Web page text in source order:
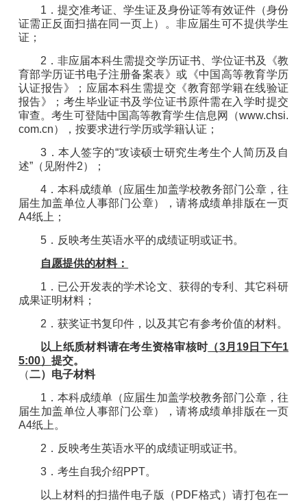
1 ．提交准考证、学生证及身份证等有效证件（身份
证需正反面扫描在同一页上）。非应届生可不提供学生
证；
2 ．非应届本科生需提交学历证书、学位证书及《教
育部学历证书电子注册备案表》或《中国高等教育学历
认证报告》；应届本科生需提交《教育部学籍在线验证
报告》；考生毕业证书及学位证书原件需在入学时提交
审查。考生可登陆中国高等教育学生信息网（www.chsi.
com.cn），按要求进行学历或学籍认证；
3 ．本人签字的“攻读硕士研究生考生个人简历及自
述”（见附件2）；
4 ．本科成绩单（应届生加盖学校教务部门公章，往
届生加盖单位人事部门公章），请将成绩单排版在一页
A4纸上；
5 ．反映考生英语水平的成绩证明或证书。
自愿提供的材料：
1 ．已公开发表的学术论文、获得的专利、其它科研
成果证明材料；
2 ．获奖证书复印件，以及其它有参考价值的材料。
以 上纸质材料请在考生资格审核时（3月 19 日下午1
5:00） 提交。
（二）电子材料
1 ．本科成绩单（应届生加盖学校教务部门公章，往
届生加盖单位人事部门公章），请将成绩单排版在一页
A4纸上。
2 ．反映考生英语水平的成绩证明或证书。
3 ．考生自我介绍PPT。
以上材料的扫描件电子版（ PDF格式）请打包在一